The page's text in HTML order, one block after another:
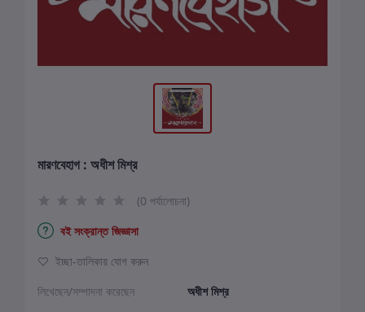
মারণবেহাগ : অধীশ মিশ্র
(0 পর্যালোচনা)
বই সংক্রান্ত জিজ্ঞাসা
ইচ্ছা-তালিকায় যোগ করুন
লিখেছেন/সম্পাদনা করেছেন
অধীশ মিশ্র